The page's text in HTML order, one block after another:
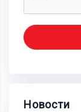
Новости